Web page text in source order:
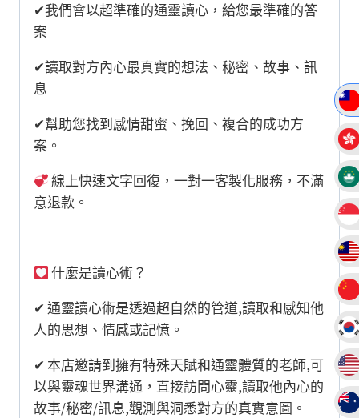
單】
✔︎我們會以超準確的通靈讀心，給您最準確的答
案
✔︎讀取對方內心最真實的想法、秘密、故事、訊
息
✔︎幫助您找到感情甜蜜、挽回、複合的成功方
案。
線上快速文字回復，一對一客製化服務，不滿
意退款。
什麼是讀心術？
✔︎ 通靈讀心術是透過超自然的管道,讀取和感知他
人的思想、情感或記憶。
✔︎ 本店邀請到擁有特殊天賦和通靈體質的老師,可
以與靈魂世界溝通，直接訪問心靈,讀取他內心的
故事/秘密/訊息,觀測與洞悉對方的真實意圖。